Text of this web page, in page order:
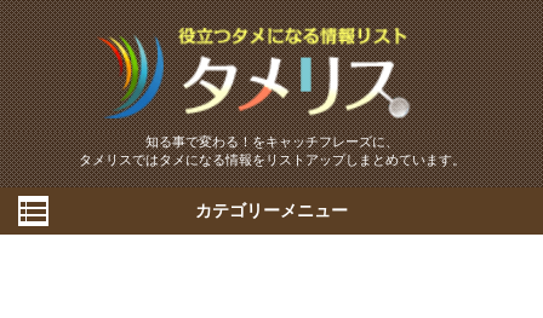
知る事で変わる！をキャッチフレーズに、
タメリスではタメになる情報をリストアップしまとめています。
カテゴリーメニュー